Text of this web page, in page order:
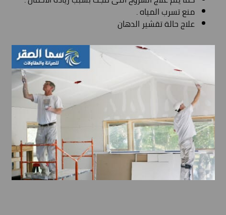
منع تسرب المياه .
علاج حالة تقشير الدهان